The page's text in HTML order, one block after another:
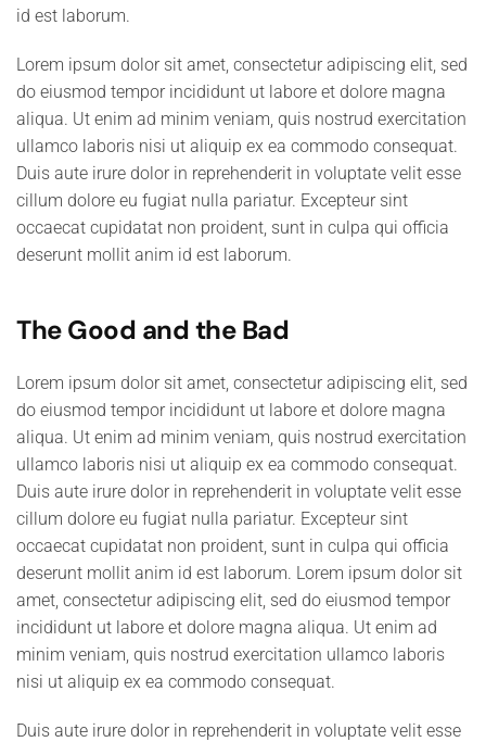
id est laborum.
Lorem ipsum dolor sit amet, consectetur adipiscing elit, sed
do eiusmod tempor incididunt ut labore et dolore magna
aliqua. Ut enim ad minim veniam, quis nostrud exercitation
ullamco laboris nisi ut aliquip ex ea commodo consequat.
Duis aute irure dolor in reprehenderit in voluptate velit esse
cillum dolore eu fugiat nulla pariatur. Excepteur sint
occaecat cupidatat non proident, sunt in culpa qui officia
deserunt mollit anim id est laborum.
The Good and the Bad
Lorem ipsum dolor sit amet, consectetur adipiscing elit, sed
do eiusmod tempor incididunt ut labore et dolore magna
aliqua. Ut enim ad minim veniam, quis nostrud exercitation
ullamco laboris nisi ut aliquip ex ea commodo consequat.
Duis aute irure dolor in reprehenderit in voluptate velit esse
cillum dolore eu fugiat nulla pariatur. Excepteur sint
occaecat cupidatat non proident, sunt in culpa qui officia
deserunt mollit anim id est laborum. Lorem ipsum dolor sit
amet, consectetur adipiscing elit, sed do eiusmod tempor
incididunt ut labore et dolore magna aliqua. Ut enim ad
minim veniam, quis nostrud exercitation ullamco laboris
nisi ut aliquip ex ea commodo consequat.
Duis aute irure dolor in reprehenderit in voluptate velit esse